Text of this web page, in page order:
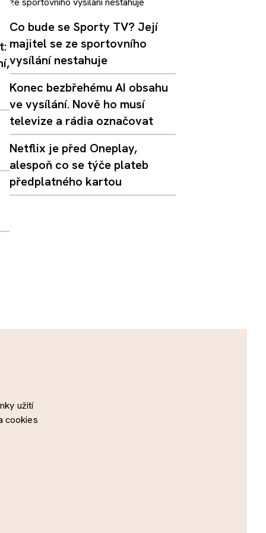
Co bude se Sporty TV? Její
majitel se ze sportovního
vysílání nestahuje
Konec bezbřehému AI obsahu
ve vysílání. Nově ho musí
televize a rádia označovat
Netflix je před Oneplay,
alespoň co se týče plateb
předplatného kartou
užití
cookies